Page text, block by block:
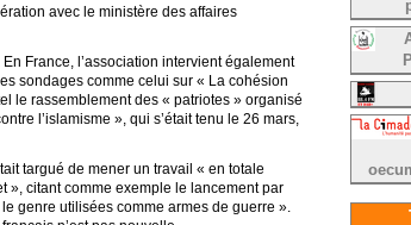
avec le ministère des affaires
France, l’association intervient également
sondages comme celui sur « La cohésion
le rassemblement des « patriotes » organisé
l’islamisme », qui s’était tenu le 26 mars,
targué de mener un travail « en totale
», citant comme exemple le lancement par
genre utilisées comme armes de guerre ».